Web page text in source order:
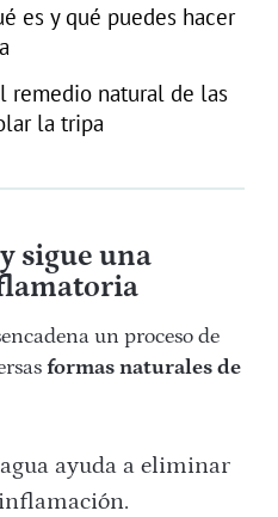
es y qué puedes hacer
remedio natural de las
la tripa
sigue una
un proceso de
formas naturales de
ayuda a eliminar